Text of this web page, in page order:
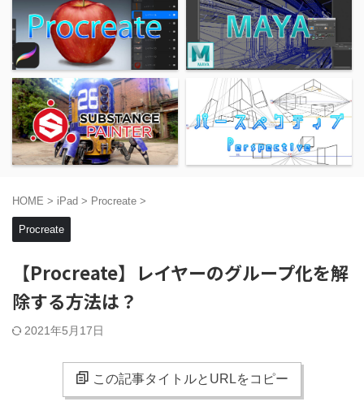
HOME > iPad > Procreate >
Procreate
【Procreate】レイヤーのグループ化を解
除する方法は？
2021年5月17日
この記事タイトルとURLをコピー